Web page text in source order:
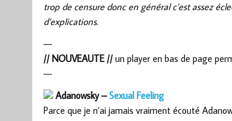
trop de censure donc en général c’est assez
d’explications.
—
// NOUVEAUTE //un player en bas de page
—
Adanowsky –Sexual Feeling
Parce que je n’ai jamais vraiment écouté